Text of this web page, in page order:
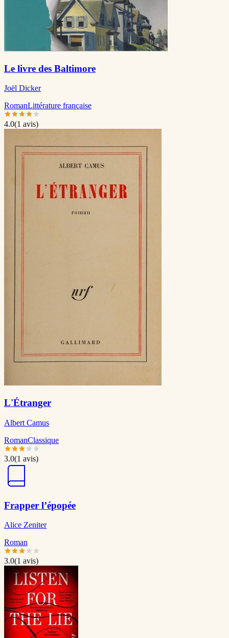
Le livre des Baltimore
Joël Dicker
RomanLittérature française
4.0(1 avis)
L'Étranger
Albert Camus
RomanClassique
3.0(1 avis)
Frapper l’épopée
Alice Zeniter
Roman
3.0(1 avis)